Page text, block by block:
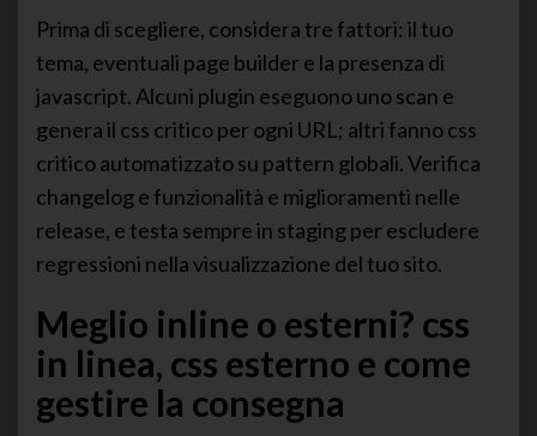
Prima di scegliere, considera tre fattori: il tuo
tema, eventuali page builder e la presenza di
javascript. Alcuni plugin eseguono uno scan e
genera il css critico per ogni URL; altri fanno css
critico automatizzato su pattern globali. Verifica
changelog e funzionalità e miglioramenti nelle
release, e testa sempre in staging per escludere
regressioni nella visualizzazione del tuo sito.
Meglio inline o esterni? css
in linea, css esterno e come
gestire la consegna